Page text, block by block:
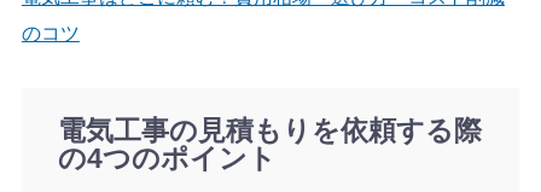
のコツ
電気工事の見積もりを依頼する際
の4つのポイント